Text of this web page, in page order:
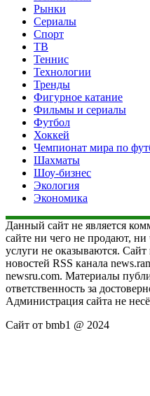
Рынки
Сериалы
Спорт
ТВ
Теннис
Технологии
Тренды
Фигурное катание
Фильмы и сериалы
Футбол
Хоккей
Чемпионат мира по
Шахматы
Шоу-бизнес
Экология
Экономика
Данный сайт не является
сайте ни чего не продают,
услуги не оказываются. Сайт
новостей RSS канала
newsru.com. Материалы
ответственность за
Администрация сайта не
Сайт от bmb1 @ 2024